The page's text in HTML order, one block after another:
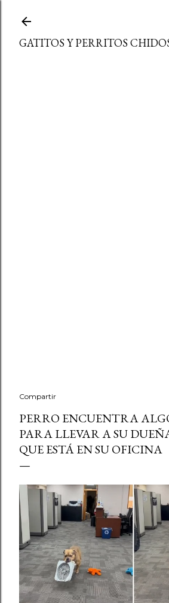
GATITOS Y PERRITOS
Compartir
PERRO ENCUENTRA
PARA LLEVAR A SU
QUE ESTÁ EN SU OFICINA